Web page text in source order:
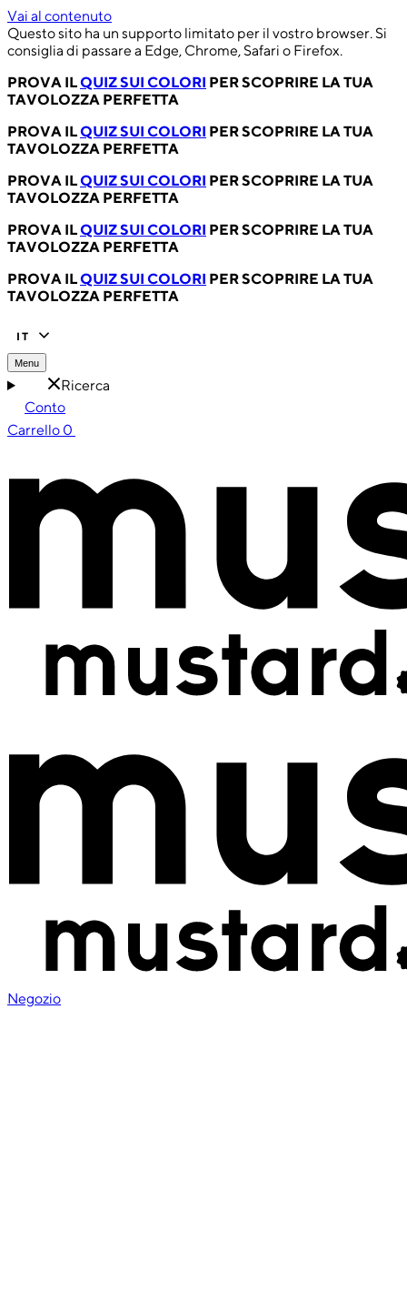
Vai al contenuto
Questo sito ha un supporto limitato per il vostro browser. Si
consiglia di passare a Edge, Chrome, Safari o Firefox.
PROVA ILQUIZ SUI COLORI PER SCOPRIRE LA TUA
TAVOLOZZA PERFETTA
PROVA ILQUIZ SUI COLORI PER SCOPRIRE LA TUA
TAVOLOZZA PERFETTA
PROVA ILQUIZ SUI COLORI PER SCOPRIRE LA TUA
TAVOLOZZA PERFETTA
PROVA ILQUIZ SUI COLORI PER SCOPRIRE LA TUA
TAVOLOZZA PERFETTA
PROVA ILQUIZ SUI COLORI PER SCOPRIRE LA TUA
TAVOLOZZA PERFETTA
IT
Menu
Ricerca
Conto
Carrello 0
Negozio